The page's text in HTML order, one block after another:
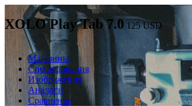
XOLO Play Tab 7.0 125USD
Магазины
Спецификация
Изображения
Аналоги
Сравнение